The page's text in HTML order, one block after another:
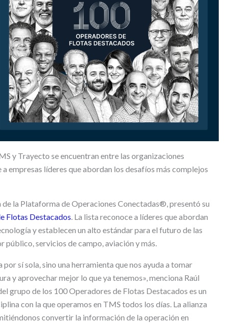
y Trayecto se encuentran entre las organizaciones
empresas líderes que abordan los desafíos más complejos
de la Plataforma de Operaciones Conectadas®, presentó su
Flotas Destacados. La lista reconoce a líderes que abordan
y establecen un alto estándar para el futuro de las
servicios de campo, aviación y más.
sí sola, sino una herramienta que nos ayuda a tomar
y aprovechar mejor lo que ya tenemos», menciona Raúl
grupo de los 100 Operadores de Flotas Destacados es un
con la que operamos en TMS todos los días. La alianza
convertir la información de la operación en